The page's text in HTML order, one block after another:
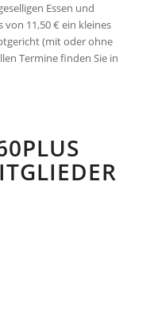
Essen und
von 11,50 € ein kleines
(mit oder ohne
Termine finden Sie in